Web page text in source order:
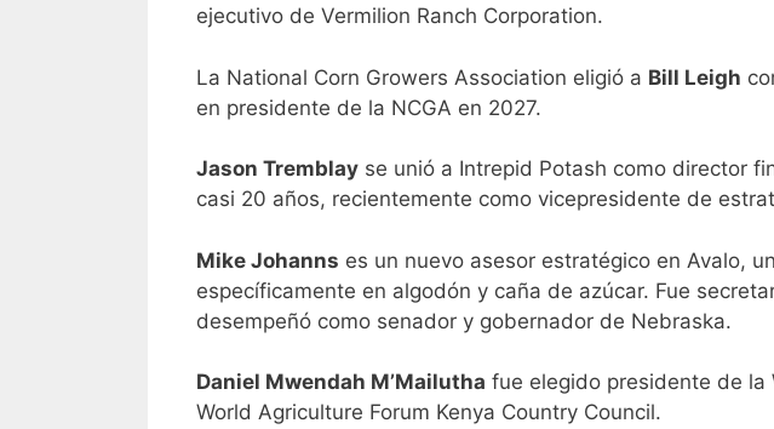
ejecutivo de Vermilion Ranch Corporation.
La National Corn Growers Association eligió a Bill Leigh
en presidente de la NCGA en 2027.
Jason Tremblay se unió a Intrepid Potash como director
casi 20 años, recientemente como vicepresidente de
Mike Johanns es un nuevo asesor estratégico en Avalo,
específicamente en algodón y caña de azúcar. Fue
desempeñó como senador y gobernador de Nebraska.
Daniel Mwendah M’Mailutha fue elegido presidente de la
World Agriculture Forum Kenya Country Council.